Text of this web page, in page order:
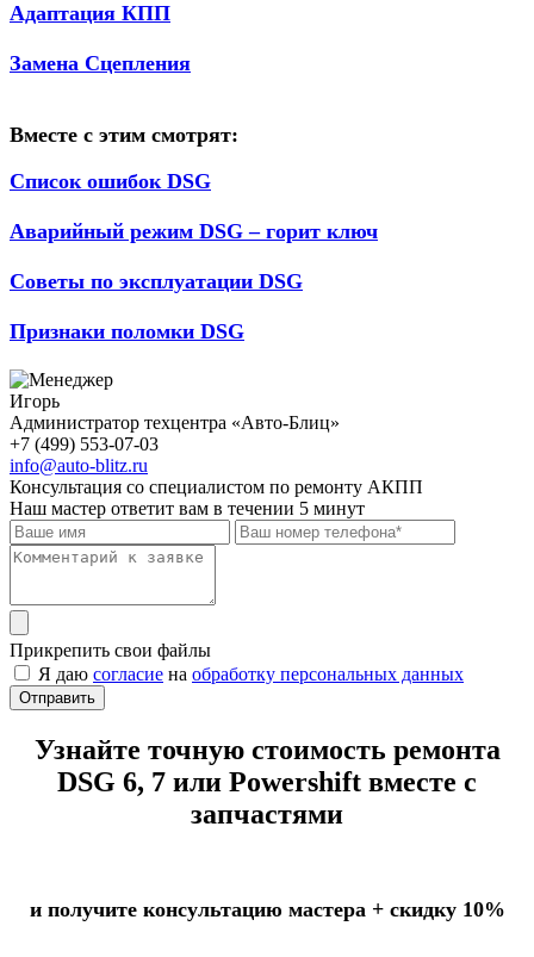
Адаптация КПП
Замена Сцепления
Вместе с этим смотрят:
Список ошибок DSG
Аварийный режим DSG – горит ключ
Советы по эксплуатации DSG
Признаки поломки DSG
Игорь
Администратор техцентра «Авто-Блиц»
+7 (499) 553-07-03
info@auto-blitz.ru
Консультация со специалистом по ремонту АКПП
Наш мастер ответит вам в течении 5 минут
Прикрепить свои файлы
Я даю согласие на обработку персональных данных
Отправить
Узнайте точную стоимость ремонта
DSG 6, 7 или Powershift вместе с
запчастями
и получите консультацию мастера + скидку 10%